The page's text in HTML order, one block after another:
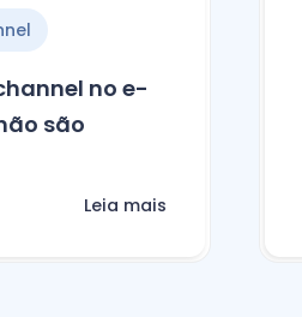
no e-
são
Leia mais